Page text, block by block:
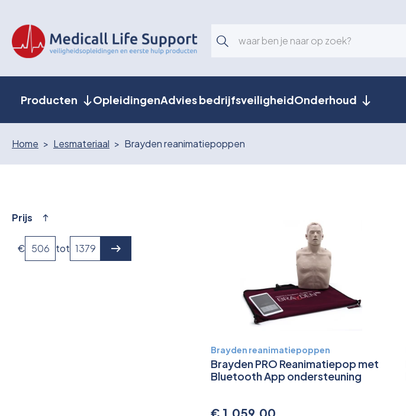
Producten OpleidingenAdvies bedrijfsveiligheidOnderhoud
Home Lesmateriaal Brayden reanimatiepoppen
Prijs
€ tot
Brayden reanimatiepoppen
Brayden PRO Reanimatiepop met
Bluetooth App ondersteuning
€ 1.059,00